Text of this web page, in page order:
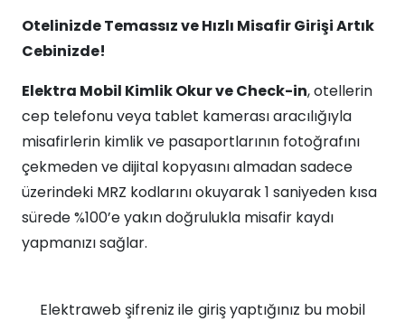
Otelinizde Temassız ve Hızlı Misafir Girişi Artık
Cebinizde!
Elektra Mobil Kimlik Okur ve Check-in, otellerin
cep telefonu veya tablet kamerası aracılığıyla
misafirlerin kimlik ve pasaportlarının fotoğrafını
çekmeden ve dijital kopyasını almadan sadece
üzerindeki MRZ kodlarını okuyarak 1 saniyeden kısa
sürede %100’e yakın doğrulukla misafir kaydı
yapmanızı sağlar.
Elektraweb şifreniz ile giriş yaptığınız bu mobil